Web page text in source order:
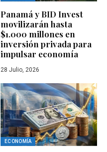
Panamá y BID Invest
movilizarán hasta
$1.000 millones en
inversión privada para
impulsar economía
28 Julio, 2026
ECONOMÍA